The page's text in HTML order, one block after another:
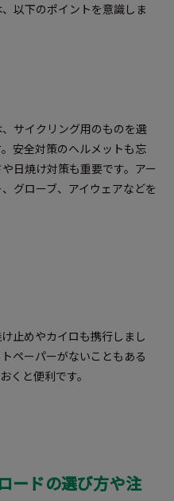
以下のポイントを意識しま
サイクリング用のものを選
安全対策のヘルメットも忘
日焼け対策も重要です。アー
グローブ、アイウェアなどを
止めやカイロも携行しまし
ペーパーがないこともある
くと便利です。
ードの選び方や注